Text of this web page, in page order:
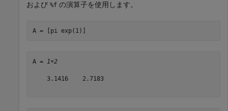
および %f の演算子を使用します。
A = [pi exp(1)]
A = 1×2
    3.1416    2.7183